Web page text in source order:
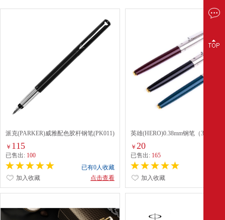
派克(PARKER)威雅配色胶杆钢笔(PK011)
￥ 115
已售出: 100
已有0人收藏
点击查看
加入收藏
英雄(HERO)0.38mm钢笔（329#）
￥20
已售出: 165
加入收藏